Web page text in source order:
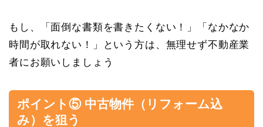
もし、「面倒な書類を書きたくない！」「なかなか
時間が取れない！」という方は、無理せず不動産業
者にお願いしましょう
ポイント⑤ 中古物件（リフォーム込
み）を狙う